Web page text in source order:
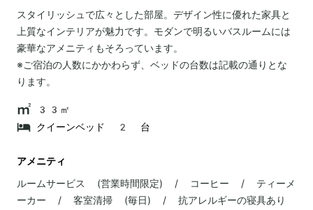
スタイリッシュで広々とした部屋。デザイン性に優れた家具と
上質なインテリアが魅力です。モダンで明るいバスルームには
豪華なアメニティもそろっています。
※ご宿泊の人数にかかわらず、ベッドの台数は記載の通りとな
ります。
33㎡
クイーンベッド 2 台
アメニティ
ルームサービス (営業時間限定) / コーヒー / ティーメ
ーカー / 客室清掃 (毎日) / 抗アレルギーの寝具あり